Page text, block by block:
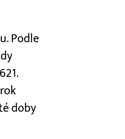
Podle
doby